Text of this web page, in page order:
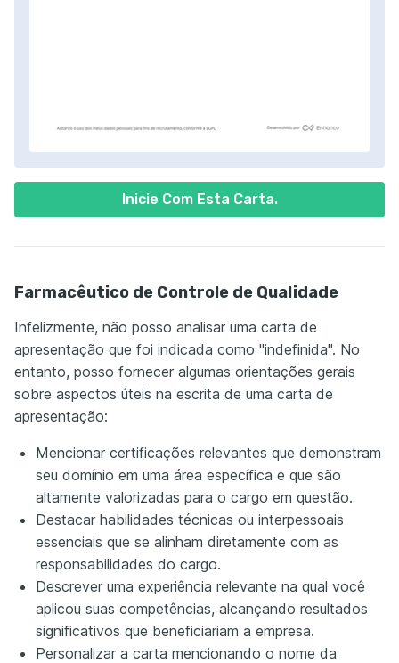
Inicie Com Esta Carta.
Farmacêutico de Controle de Qualidade
Infelizmente, não posso analisar uma carta de
apresentação que foi indicada como "indefinida". No
entanto, posso fornecer algumas orientações gerais
sobre aspectos úteis na escrita de uma carta de
apresentação:
Mencionar certificações relevantes que demonstram
seu domínio em uma área específica e que são
altamente valorizadas para o cargo em questão.
Destacar habilidades técnicas ou interpessoais
essenciais que se alinham diretamente com as
responsabilidades do cargo.
Descrever uma experiência relevante na qual você
aplicou suas competências, alcançando resultados
significativos que beneficiariam a empresa.
Personalizar a carta mencionando o nome da